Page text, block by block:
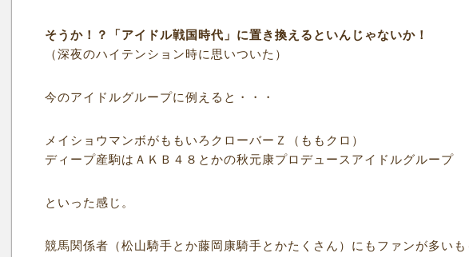
そうか！？「アイドル戦国時代」に置き換えるといんじゃないか！
（深夜のハイテンション時に思いついた）
今のアイドルグループに例えると・・・
メイショウマンボがももいろクローバーＺ（ももクロ）
ディープ産駒はＡＫＢ４８とかの秋元康プロデュースアイドルグループ
といった感じ。
競馬関係者（松山騎手とか藤岡康騎手とかたくさん）にもファンが多い